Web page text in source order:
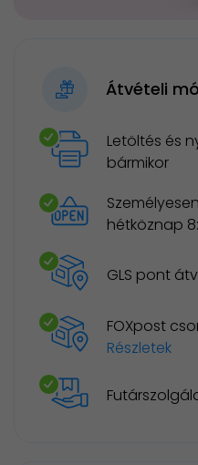
Átvételi
Letöltés és
bármikor
hétköznap
GLS pont
FOXpost
Részletek